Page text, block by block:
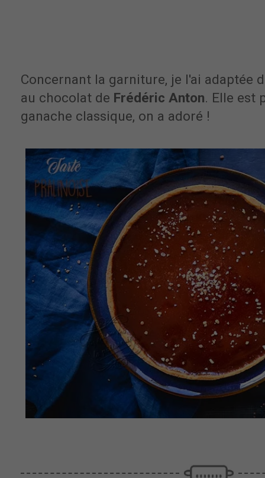
Concernant la garniture, je l'ai adaptée
au chocolat de Frédéric Anton. Elle est
ganache classique, on a adoré !